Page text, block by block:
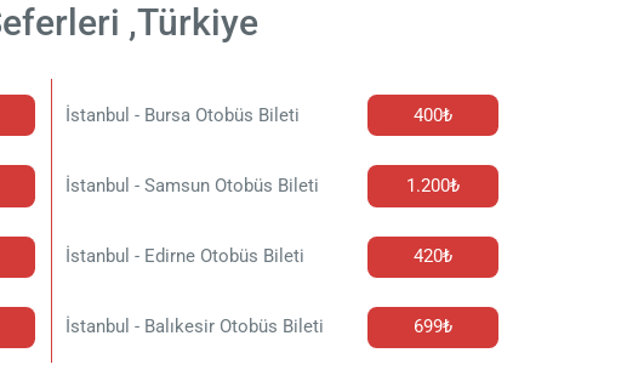
,Türkiye
İstanbul - Bursa Otobüs Bileti 400₺
İstanbul - Samsun Otobüs Bileti 1.200₺
İstanbul - Edirne Otobüs Bileti 420₺
İstanbul - Balıkesir Otobüs Bileti 699₺